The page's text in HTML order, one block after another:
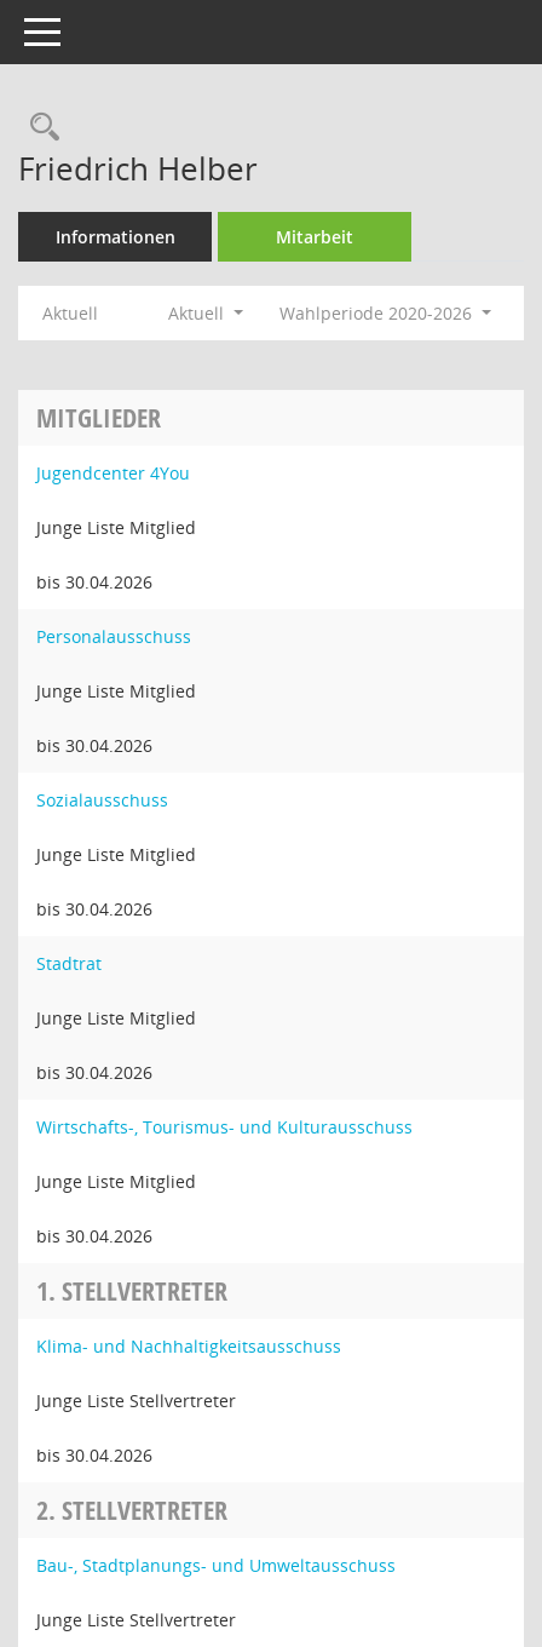
Toggle navigation
Rechercheauswahl
Friedrich Helber
Informationen Mitarbeit
Aktuell Aktuell Wahlperiode 2020-2026
MITGLIEDER
Jugendcenter 4You
Junge Liste Mitglied
bis 30.04.2026
Personalausschuss
Junge Liste Mitglied
bis 30.04.2026
Sozialausschuss
Junge Liste Mitglied
bis 30.04.2026
Stadtrat
Junge Liste Mitglied
bis 30.04.2026
Wirtschafts-, Tourismus- und Kulturausschuss
Junge Liste Mitglied
bis 30.04.2026
1. STELLVERTRETER
Klima- und Nachhaltigkeitsausschuss
Junge Liste Stellvertreter
bis 30.04.2026
2. STELLVERTRETER
Bau-, Stadtplanungs- und Umweltausschuss
Junge Liste Stellvertreter